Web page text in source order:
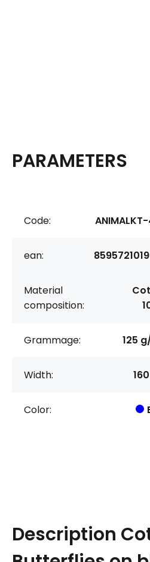
PARAMETERS
Code:
ean:
Material
composition:
Grammage: 125
Width:
Color:
Description